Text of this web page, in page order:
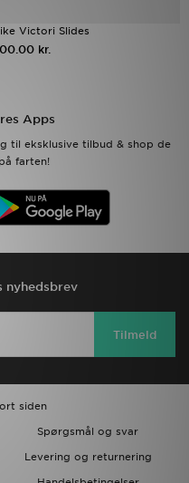
Victori Slides
kr.
Apps
til eksklusive tilbud & shop de
farten!
nyhedsbrev
Tilmeld
siden
Spørgsmål og svar
Levering og returnering